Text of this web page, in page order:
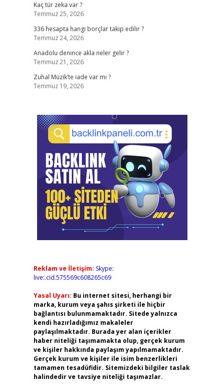
Kaç tür zeka var ?
Temmuz 25, 2026
336 hesapta hangi borçlar takip edilir ?
Temmuz 24, 2026
Anadolu denince akla neler gelir ?
Temmuz 21, 2026
Zuhal Müzik’te iade var mı ?
Temmuz 19, 2026
Reklam ve İletişim: Skype:
live:.cid.575569c608265c69
Yasal Uyarı: Bu internet sitesi, herhangi bir
marka, kurum veya şahıs şirketi ile hiçbir
bağlantısı bulunmamaktadır. Sitede yalnızca
kendi hazırladığımız makaleler
paylaşılmaktadır. Burada yer alan içerikler
haber niteliği taşımamakta olup, gerçek kurum
ve kişiler hakkında paylaşım yapılmamaktadır.
Gerçek kurum ve kişiler ile isim benzerlikleri
tamamen tesadüfidir. Sitemizdeki bilgiler taslak
halindedir ve tavsiye niteliği taşımazlar.